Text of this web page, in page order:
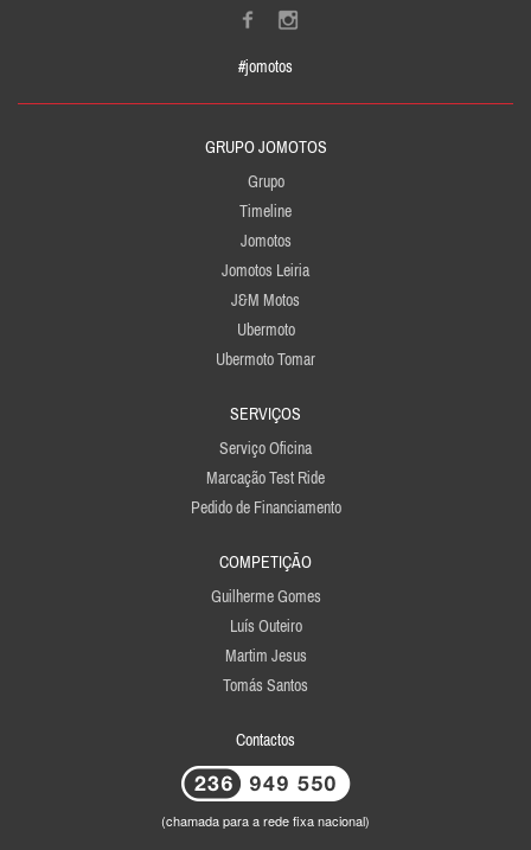
#jomotos
GRUPO JOMOTOS
Grupo
Timeline
Jomotos
Jomotos Leiria
J&M Motos
Ubermoto
Ubermoto Tomar
SERVIÇOS
Serviço Oficina
Marcação Test Ride
Pedido de Financiamento
COMPETIÇÃO
Guilherme Gomes
Luís Outeiro
Martim Jesus
Tomás Santos
Contactos
(chamada para a rede fixa nacional)